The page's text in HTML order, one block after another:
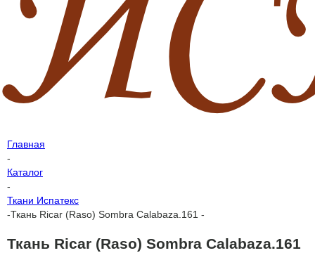
Главная
-
Каталог
-
Ткани Испатекс
-Ткань Ricar (Raso) Sombra Calabaza.161 -
Ткань Ricar (Raso) Sombra Calabaza.161